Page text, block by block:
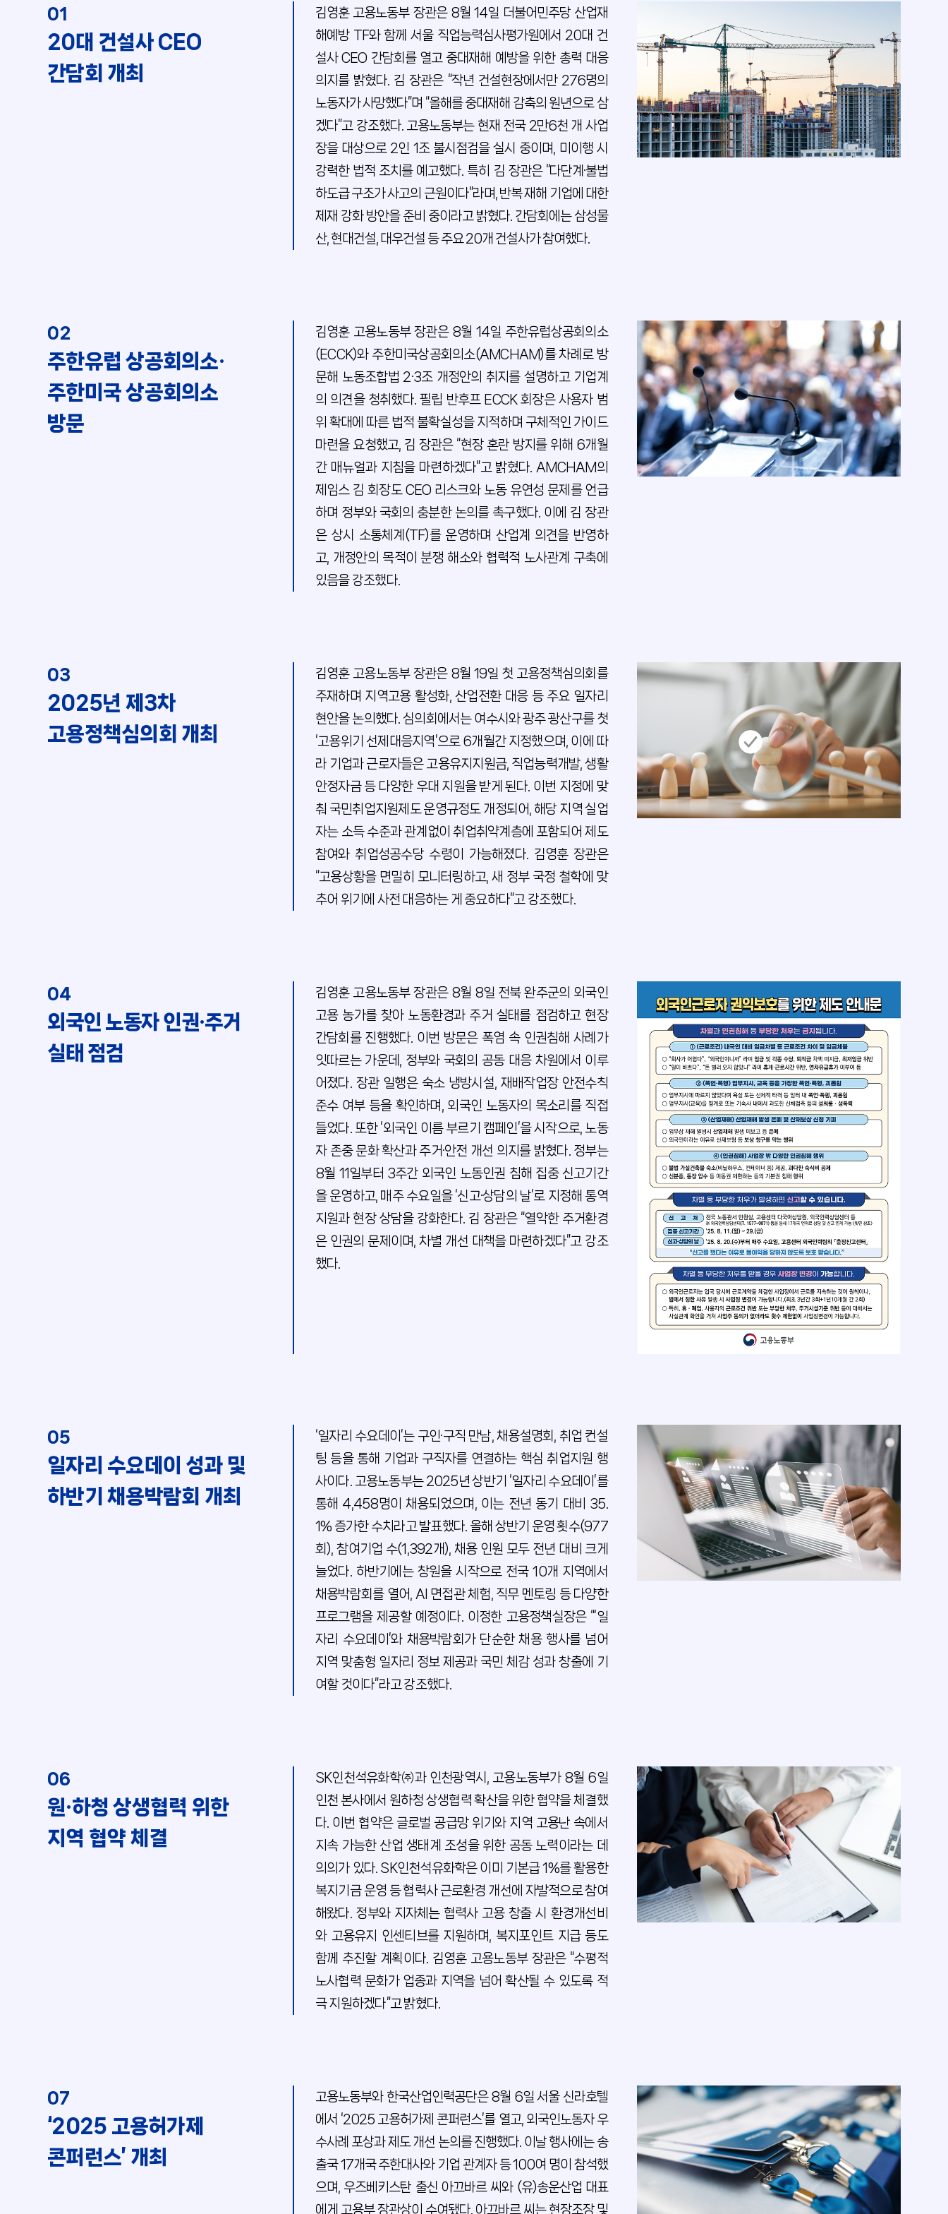
01
20대 건설사 CEO
간담회 개최
김영훈 고용노동부 장관은 8월 14일 더불어민주당 산업재
해예방 TF와 함께 서울 직업능력심사평가원에서 20대 건
설사 CEO 간담회를 열고 중대재해 예방을 위한 총력 대응
의지를 밝혔다. 김 장관은 “작년 건설현장에서만 276명의
노동자가 사망했다”며 “올해를 중대재해 감축의 원년으로 삼
겠다”고 강조했다. 고용노동부는 현재 전국 2만6천 개 사업
장을 대상으로 2인 1조 불시점검을 실시 중이며, 미이행 시
강력한 법적 조치를 예고했다. 특히 김 장관은 “다단계·불법
하도급 구조가 사고의 근원이다”라며, 반복 재해 기업에 대한
제재 강화 방안을 준비 중이라고 밝혔다. 간담회에는 삼성물
산, 현대건설, 대우건설 등 주요 20개 건설사가 참여했다.
02
주한유럽 상공회의소·
주한미국 상공회의소
방문
김영훈 고용노동부 장관은 8월 14일 주한유럽상공회의소
(ECCK)와 주한미국상공회의소(AMCHAM)를 차례로 방
문해 노동조합법 2·3조 개정안의 취지를 설명하고 기업계
의 의견을 청취했다. 필립 반후프 ECCK 회장은 사용자 범
위 확대에 따른 법적 불확실성을 지적하며 구체적인 가이드
마련을 요청했고, 김 장관은 “현장 혼란 방지를 위해 6개월
간 매뉴얼과 지침을 마련하겠다”고 밝혔다. AMCHAM의
제임스 김 회장도 CEO 리스크와 노동 유연성 문제를 언급
하며 정부와 국회의 충분한 논의를 촉구했다. 이에 김 장관
은 상시 소통체계(TF)를 운영하며 산업계 의견을 반영하
고, 개정안의 목적이 분쟁 해소와 협력적 노사관계 구축에
있음을 강조했다.
03
2025년 제3차
고용정책심의회 개최
김영훈 고용노동부 장관은 8월 19일 첫 고용정책심의회를
주재하며 지역고용 활성화, 산업전환 대응 등 주요 일자리
현안을 논의했다. 심의회에서는 여수시와 광주 광산구를 첫
‘고용위기 선제대응지역’으로 6개월간 지정했으며, 이에 따
라 기업과 근로자들은 고용유지지원금, 직업능력개발, 생활
안정자금 등 다양한 우대 지원을 받게 된다. 이번 지정에 맞
춰 국민취업지원제도 운영규정도 개정되어, 해당 지역 실업
자는 소득 수준과 관계없이 취업취약계층에 포함되어 제도
참여와 취업성공수당 수령이 가능해졌다. 김영훈 장관은
“고용상황을 면밀히 모니터링하고, 새 정부 국정 철학에 맞
추어 위기에 사전 대응하는 게 중요하다”고 강조했다.
04
외국인 노동자 인권·주거
실태 점검
김영훈 고용노동부 장관은 8월 8일 전북 완주군의 외국인
고용 농가를 찾아 노동환경과 주거 실태를 점검하고 현장
간담회를 진행했다. 이번 방문은 폭염 속 인권침해 사례가
잇따르는 가운데, 정부와 국회의 공동 대응 차원에서 이루
어졌다. 장관 일행은 숙소 냉방시설, 재배작업장 안전수칙
준수 여부 등을 확인하며, 외국인 노동자의 목소리를 직접
들었다. 또한 ‘외국인 이름 부르기 캠페인’을 시작으로, 노동
자 존중 문화 확산과 주거·안전 개선 의지를 밝혔다. 정부는
8월 11일부터 3주간 외국인 노동인권 침해 집중 신고기간
을 운영하고, 매주 수요일을 ‘신고·상담의 날’로 지정해 통역
지원과 현장 상담을 강화한다. 김 장관은 “열악한 주거환경
은 인권의 문제이며, 차별 개선 대책을 마련하겠다”고 강조
했다.
05
일자리 수요데이 성과 및
하반기 채용박람회 개최
‘일자리 수요데이’는 구인·구직 만남, 채용설명회, 취업 컨설
팅 등을 통해 기업과 구직자를 연결하는 핵심 취업지원 행
사이다. 고용노동부는 2025년 상반기 ‘일자리 수요데이’를
통해 4,458명이 채용되었으며, 이는 전년 동기 대비 35.
1% 증가한 수치라고 발표했다. 올해 상반기 운영 횟수(977
회), 참여기업 수(1,392개), 채용 인원 모두 전년 대비 크게
늘었다. 하반기에는 창원을 시작으로 전국 10개 지역에서
채용박람회를 열어, AI 면접관 체험, 직무 멘토링 등 다양한
프로그램을 제공할 예정이다. 이정한 고용정책실장은 “‘일
자리 수요데이’와 채용박람회가 단순한 채용 행사를 넘어
지역 맞춤형 일자리 정보 제공과 국민 체감 성과 창출에 기
여할 것이다”라고 강조했다.
06
원·하청 상생협력 위한
지역 협약 체결
SK인천석유화학㈜과 인천광역시, 고용노동부가 8월 6일
인천 본사에서 원하청 상생협력 확산을 위한 협약을 체결했
다. 이번 협약은 글로벌 공급망 위기와 지역 고용난 속에서
지속 가능한 산업 생태계 조성을 위한 공동 노력이라는 데
의의가 있다. SK인천석유화학은 이미 기본급 1%를 활용한
복지기금 운영 등 협력사 근로환경 개선에 자발적으로 참여
해왔다. 정부와 지자체는 협력사 고용 창출 시 환경개선비
와 고용유지 인센티브를 지원하며, 복지포인트 지급 등도
함께 추진할 계획이다. 김영훈 고용노동부 장관은 “수평적
노사협력 문화가 업종과 지역을 넘어 확산될 수 있도록 적
극 지원하겠다”고 밝혔다.
07
‘2025 고용허가제
콘퍼런스’ 개최
고용노동부와 한국산업인력공단은 8월 6일 서울 신라호텔
에서 ‘2025 고용허가제 콘퍼런스’를 열고, 외국인노동자 우
수사례 포상과 제도 개선 논의를 진행했다. 이날 행사에는 송
출국 17개국 주한대사와 기업 관계자 등 100여 명이 참석했
으며, 우즈베키스탄 출신 아끄바르 씨와 (유)송운산업 대표
에게 고용부 장관상이 수여됐다. 아끄바르 씨는 현장조장 및